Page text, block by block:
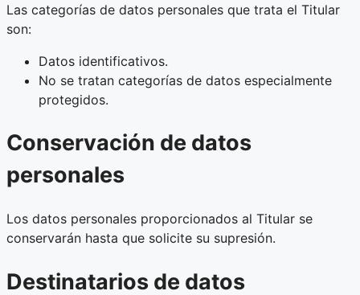
Las categorías de datos personales que trata el Titular
son:
Datos identificativos.
No se tratan categorías de datos especialmente
protegidos.
Conservación de datos
personales
Los datos personales proporcionados al Titular se
conservarán hasta que solicite su supresión.
Destinatarios de datos